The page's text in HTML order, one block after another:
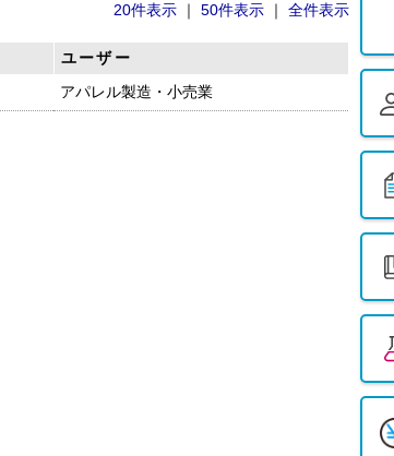
20件表示 ｜ 50件表示 ｜ 全件表示
ユーザー
アパレル製造・小売業